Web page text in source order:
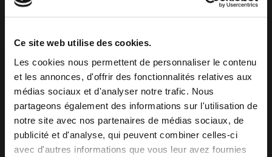
Ce site web utilise des cookies.
Les cookies nous permettent de personnaliser le contenu
et les annonces, d'offrir des fonctionnalités relatives aux
médias sociaux et d'analyser notre trafic. Nous
partageons également des informations sur l'utilisation de
notre site avec nos partenaires de médias sociaux, de
publicité et d'analyse, qui peuvent combiner celles-ci
avec d'autres informations que vous leur avez fournies